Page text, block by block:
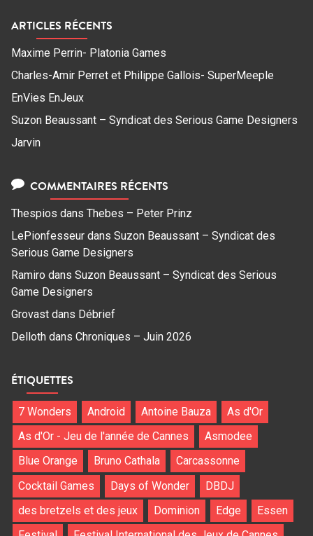
ARTICLES RÉCENTS
Maxime Perrin- Platonia Games
Charles-Amir Perret et Philippe Gallois- SuperMeeple
EnVies EnJeux
Suzon Beaussant – Syndicat des Serious Game Designers
Jarvin
COMMENTAIRES RÉCENTS
Thespios dans Thebes – Peter Prinz
LePionfesseur dans Suzon Beaussant – Syndicat des
Serious Game Designers
Ramiro dans Suzon Beaussant – Syndicat des Serious
Game Designers
Grovast dans Débrief
Delloth dans Chroniques – Juin 2026
ÉTIQUETTES
7 Wonders Android Antoine Bauza
As d'Or
As d'Or - Jeu de l'année de Cannes
Asmodee
Blue Orange
Bruno Cathala
Carcassonne
Cocktail Games
Days of Wonder
DBDJ
des bretzels et des jeux
Dominion Edge
Essen